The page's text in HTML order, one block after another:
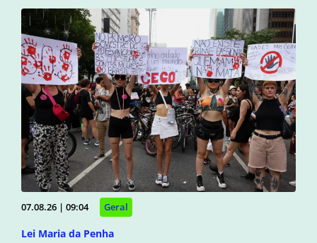
07.08.26 | 09:04 Geral
Lei Maria da Penha